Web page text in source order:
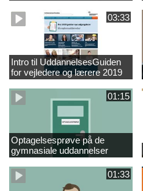
03:33
Intro til UddannelsesGuiden
for vejledere og lærere 2019
01:15
Optagelsesprøve på de
gymnasiale uddannelser
01:33